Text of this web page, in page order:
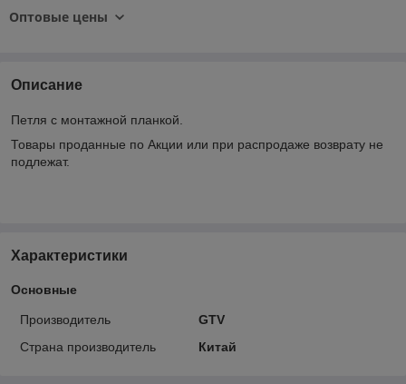
Оптовые цены
Описание
Петля с монтажной планкой.
Товары проданные по Акции или при распродаже возврату не
подлежат.
Характеристики
Основные
Производитель
GTV
Страна производитель
Китай